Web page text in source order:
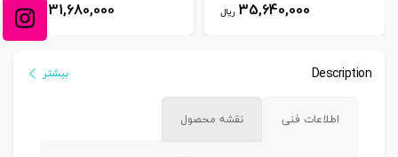
35,640,000 ریال 31,680,000 ریال
Description بیشتر
اطلاعات فنی نقشه محصول